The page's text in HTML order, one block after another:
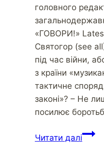
головного
«ГОВОРИ!»
Святогор (see
під час війни,
з країни
тактичне
законі»? – Не
посилює
Читати далі